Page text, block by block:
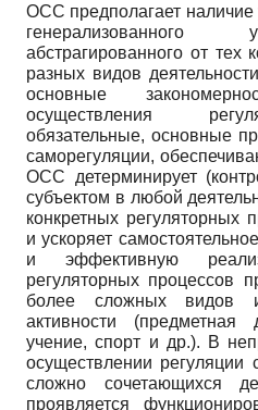
ОСС предполагает наличие
генерализованного
абстрагированного от тех
разных видов
основные
осуществления
обязательные, основные
саморегуляции,
ОСС детерминирует
субъектом в любой
конкретных регуляторных
и ускоряет
и эффективную
регуляторных процессов
более сложных видов
активности (предметная
учение, спорт и др.). В
осуществлении
сложно сочетающихся
проявляется